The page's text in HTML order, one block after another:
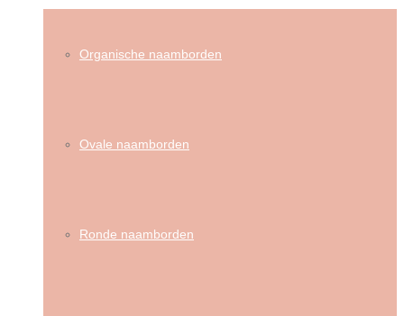
Organische naamborden
Ovale naamborden
Ronde naamborden